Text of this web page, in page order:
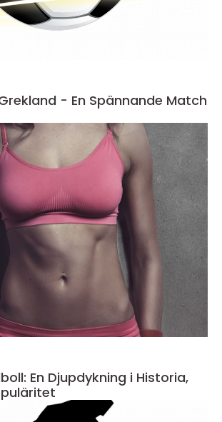
- En Spännande Match
En Djupdykning i Historia,